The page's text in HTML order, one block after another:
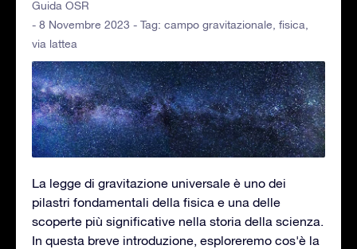
Guida OSR
- 8 Novembre 2023 - Tag: campo gravitazionale fisica
via lattea
La legge di gravitazione universale è uno dei
pilastri fondamentali della fisica e una delle
scoperte più significative nella storia della scienza.
In questa breve introduzione, esploreremo cos'è la